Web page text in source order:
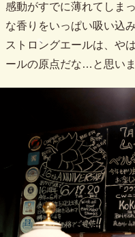
感動がすでに薄れてしま
な香りをいっぱい吸い込
ストロングエールは、や
ールの原点だな…と思いま